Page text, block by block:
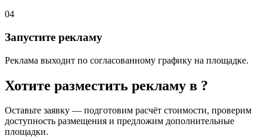
04
Запустите рекламу
Реклама выходит по согласованному графику на площадке.
Хотите разместить рекламу в ?
Оставьте заявку — подготовим расчёт стоимости, проверим
доступность размещения и предложим дополнительные
площадки.